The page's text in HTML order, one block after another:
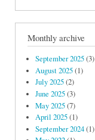
Monthly archive
September 2025(3)
August 2025(1)
July 2025(2)
June 2025(3)
May 2025(7)
April 2025(1)
September 2024(1)